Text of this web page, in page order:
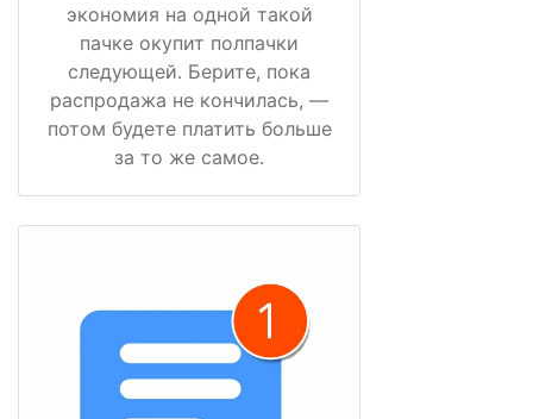
экономия на одной такой
пачке окупит полпачки
следующей. Берите, пока
распродажа не кончилась, —
потом будете платить больше
за то же самое.